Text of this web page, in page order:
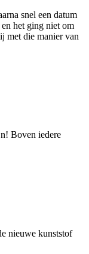
snel een datum
het ging niet om
met die manier van
Boven iedere
nieuwe kunststof